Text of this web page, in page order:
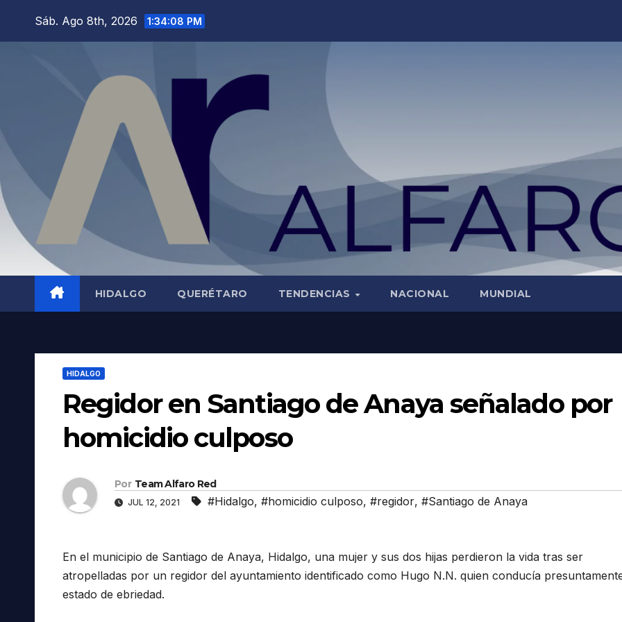
Sáb. Ago 8th, 2026 1:34:09 PM
HIDALGO QUERÉTARO TENDENCIAS NACIONAL MUNDIAL
HIDALGO
Regidor en Santiago de Anaya señalado por
homicidio culposo
Por Team Alfaro Red
JUL 12, 2021 #Hidalgo, #homicidio culposo, #regidor, #Santiago de Anaya
En el municipio de Santiago de Anaya, Hidalgo, una mujer y sus dos hijas perdieron la vida tras ser
atropelladas por un regidor del ayuntamiento identificado como Hugo N.N. quien conducía
estado de ebriedad.